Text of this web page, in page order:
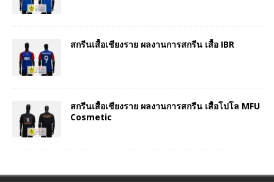
สกรีนเสื้อเชียงราย ผลงานการสกรีน เสื้อ IBR
สกรีนเสื้อเชียงราย ผลงานการสกรีน เสื้อโปโล MFU
Cosmetic